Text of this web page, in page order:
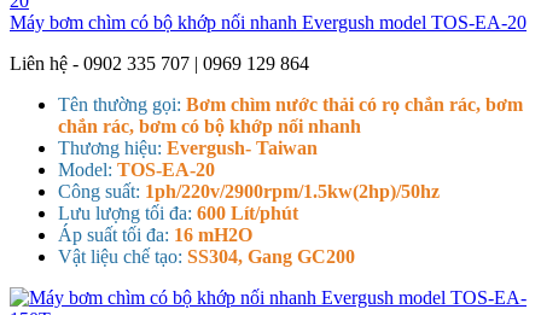
Máy bơm chìm có bộ khớp nối nhanh Evergush model TOS-EA-20
Liên hệ - 0902 335 707 | 0969 129 864
Tên thường gọi: Bơm chìm nước thải có rọ chắn rác, bơm
chắn rác, bơm có bộ khớp nối nhanh
Thương hiệu: Evergush- Taiwan
Model: TOS-EA-20
Công suất: 1ph/220v/2900rpm/1.5kw(2hp)/50hz
Lưu lượng tối đa: 600 Lít/phút
Áp suất tối đa: 16 mH2O
Vật liệu chế tạo: SS304, Gang GC200